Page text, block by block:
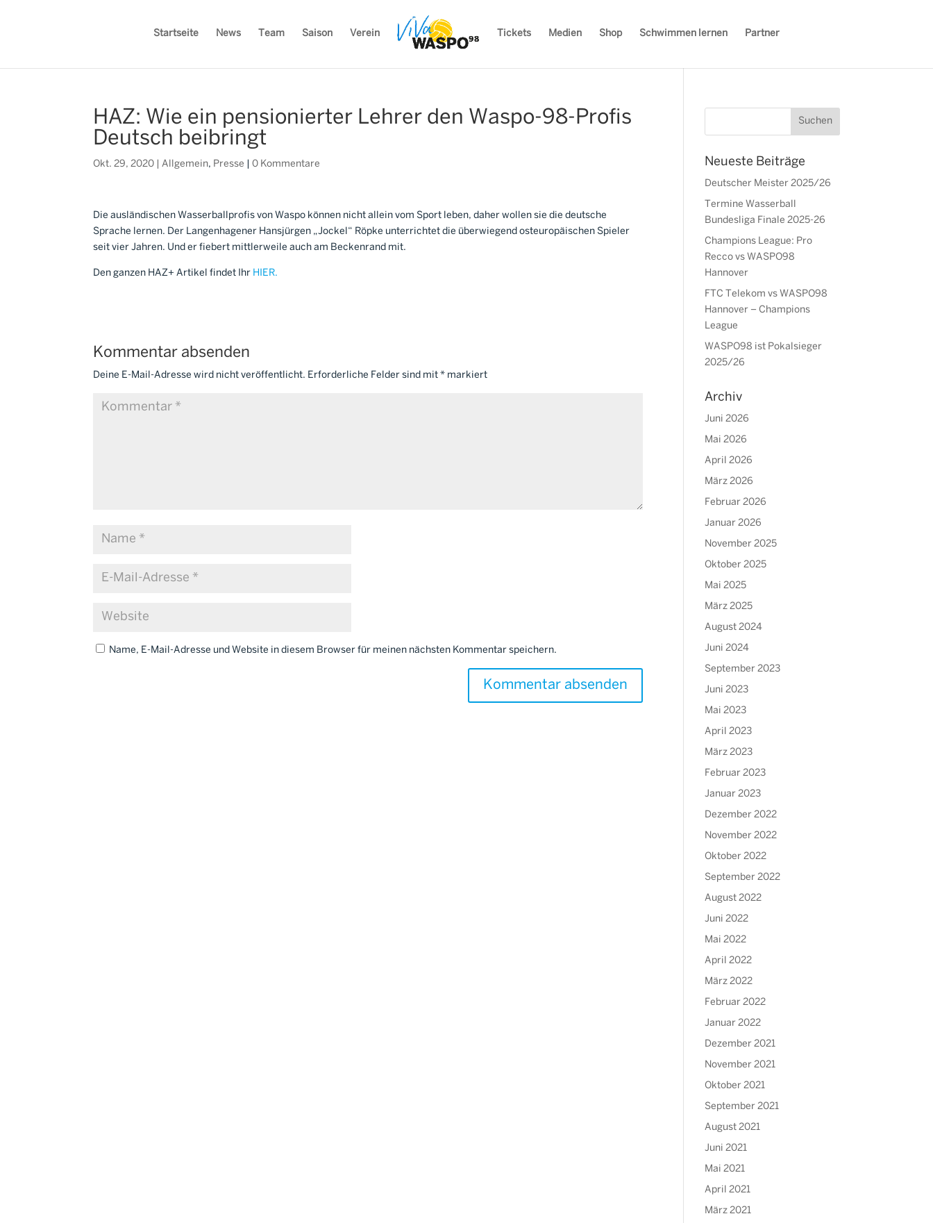
Startseite News Team Saison Verein Tickets Medien Shop Schwimmen lernen Partner
HAZ: Wie ein pensionierter Lehrer den Waspo-98-Profis
Deutsch beibringt
Okt. 29, 2020 |Allgemein, Presse |0 Kommentare
Die ausländischen Wasserballprofis von Waspo können nicht allein vom Sport leben, daher wollen sie die deutsche
Sprache lernen. Der Langenhagener Hansjürgen „Jockel“ Röpke unterrichtet die überwiegend osteuropäischen Spieler
seit vier Jahren. Und er fiebert mittlerweile auch am Beckenrand mit.
Den ganzen HAZ+ Artikel findet Ihr HIER.
Kommentar absenden
Deine E-Mail-Adresse wird nicht veröffentlicht. Erforderliche Felder sind mit* markiert
Name, E-Mail-Adresse und Website in diesem Browser für meinen nächsten Kommentar speichern.
Neueste Beiträge
Deutscher Meister 2025/26
Termine Wasserball
Bundesliga Finale 2025-26
Champions League: Pro
Recco vs WASPO98
Hannover
FTC Telekom vs WASPO98
Hannover – Champions
League
WASPO98 ist Pokalsieger
2025/26
Archiv
Juni 2026
Mai 2026
April 2026
März 2026
Februar 2026
Januar 2026
November 2025
Oktober 2025
Mai 2025
März 2025
August 2024
Juni 2024
September 2023
Juni 2023
Mai 2023
April 2023
März 2023
Februar 2023
Januar 2023
Dezember 2022
November 2022
Oktober 2022
September 2022
August 2022
Juni 2022
Mai 2022
April 2022
März 2022
Februar 2022
Januar 2022
Dezember 2021
November 2021
Oktober 2021
September 2021
August 2021
Juni 2021
Mai 2021
April 2021
März 2021